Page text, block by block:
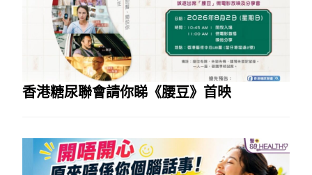
香港糖尿聯會請你睇《腰豆》首映